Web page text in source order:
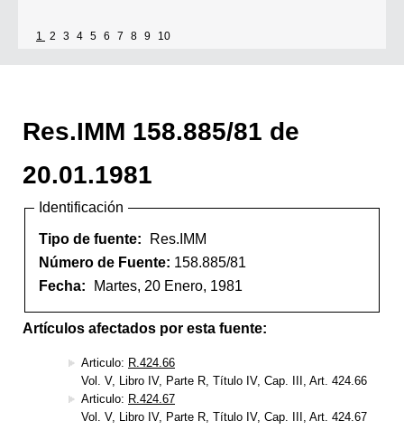
1 2 3 4 5 6 7 8 9 10
Res.IMM 158.885/81 de
20.01.1981
Identificación
Tipo de fuente:
Res.IMM
Número de Fuente: 158.885/81
Fecha:
Martes, 20 Enero, 1981
Artículos afectados por esta fuente:
Articulo: R.424.66
Vol. V, Libro IV, Parte R, Título IV, Cap. III, Art. 424.66
Articulo: R.424.67
Vol. V, Libro IV, Parte R, Título IV, Cap. III, Art. 424.67